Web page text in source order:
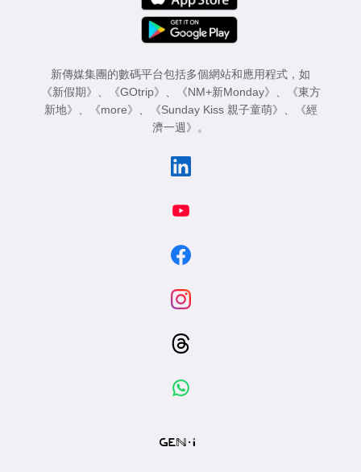
新傳媒集團的數碼平台包括多個網站和應用程式，如
《新假期》
《GOtrip》 《NM+新Monday》
《東方
新地》
《more》 《Sunday Kiss 親子童萌》
《經
濟一週》
。